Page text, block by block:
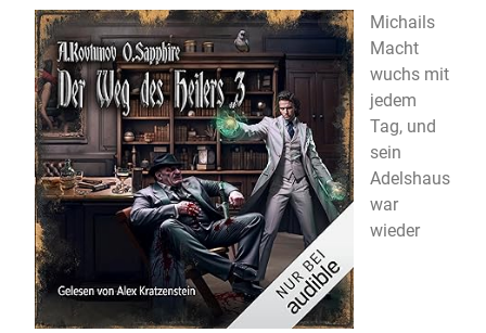
Michails
Macht
wuchs mit
jedem
Tag, und
sein
Adelshaus
war
wieder